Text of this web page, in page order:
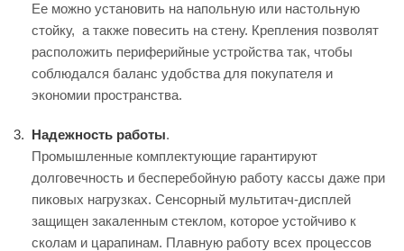
Ее можно установить на напольную или настольную
стойку, а также повесить на стену. Крепления позволят
расположить периферийные устройства так, чтобы
соблюдался баланс удобства для покупателя и
экономии пространства.
Надежность работы.
Промышленные комплектующие гарантируют
долговечность и бесперебойную работу кассы даже при
пиковых нагрузках. Сенсорный мультитач-дисплей
защищен закаленным стеклом, которое устойчиво к
сколам и царапинам. Плавную работу всех процессов